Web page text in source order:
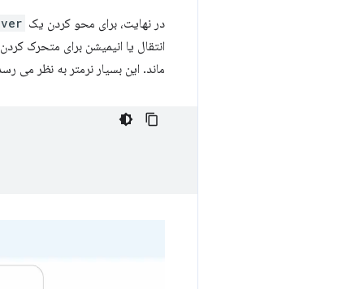
در نهایت، برای محو کردن یک
انتقال یا انیمیشن برای متحرک
ماند. این بسیار نرمتر به نظر می